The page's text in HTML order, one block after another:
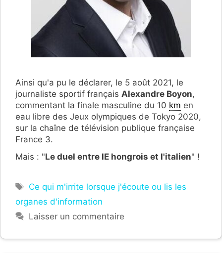
Ainsi qu'a pu le déclarer, le 5 août 2021, le
journaliste sportif français Alexandre Boyon,
commentant la finale masculine du 10 km en
eau libre des Jeux olympiques de Tokyo 2020,
sur la chaîne de télévision publique française
France 3.
Mais : "Le duel entre lE hongrois et l'italien" !
Étiquettes
Ce qui m'irrite lorsque j'écoute ou lis les
organes d'information
Laisser un commentaire